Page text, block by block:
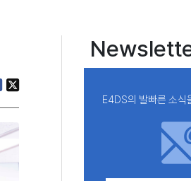
E4DS의 발빠른 소식